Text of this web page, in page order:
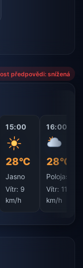
předpovědi: snížená
15:00
28°C
Jasno
Vítr: 9
km/h
16:00
28°C
Polojasno
Vítr: 11
km/h